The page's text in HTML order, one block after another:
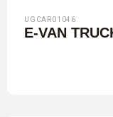
UGCAR01046
E-VAN